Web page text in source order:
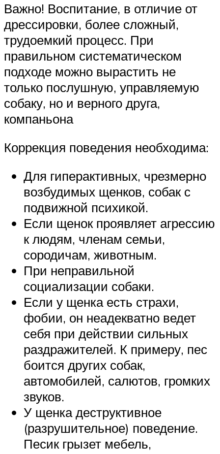
Важно! Воспитание, в отличие от
дрессировки, более сложный,
трудоемкий процесс. При
правильном систематическом
подходе можно вырастить не
только послушную, управляемую
собаку, но и верного друга,
компаньона
Коррекция поведения необходима:
Для гиперактивных, чрезмерно
возбудимых щенков, собак с
подвижной психикой.
Если щенок проявляет агрессию
к людям, членам семьи,
сородичам, животным.
При неправильной
социализации собаки.
Если у щенка есть страхи,
фобии, он неадекватно ведет
себя при действии сильных
раздражителей. К примеру, пес
боится других собак,
автомобилей, салютов, громких
звуков.
У щенка деструктивное
(разрушительное) поведение.
Песик грызет мебель,